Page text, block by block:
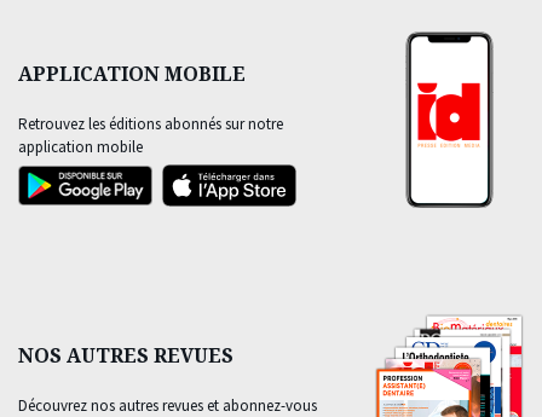
APPLICATION MOBILE
Retrouvez les éditions abonnés sur notre
application mobile
NOS AUTRES REVUES
Découvrez nos autres revues et abonnez-vous